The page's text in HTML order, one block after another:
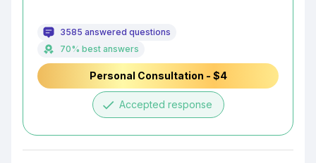
3585 answered questions
70% best answers
Personal Consultation - $4
done Accepted response